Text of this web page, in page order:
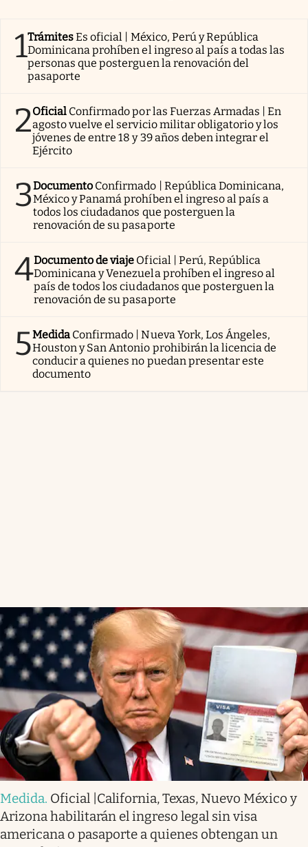
1TrámitesEs oficial | México, Perú y República
Dominicana prohíben el ingreso al país a todas las
personas que posterguen la renovación del
pasaporte
2Oficial Confirmado por las Fuerzas Armadas | En
agosto vuelve el servicio militar obligatorio y los
jóvenes de entre 18 y 39 años deben integrar el
Ejército
3Documento Confirmado | República Dominicana,
México y Panamá prohíben el ingreso al país a
todos los ciudadanos que posterguen la
renovación de su pasaporte
4Documento de viaje Oficial | Perú, República
Dominicana y Venezuela prohíben el ingreso al
país de todos los ciudadanos que posterguen la
renovación de su pasaporte
5Medida Confirmado | Nueva York, Los Ángeles,
Houston y San Antonio prohibirán la licencia de
conducir a quienes no puedan presentar este
documento
Medida. Oficial |California, Texas, Nuevo México y
Arizona habilitarán el ingreso legal sin visa
americana o pasaporte a quienes obtengan un